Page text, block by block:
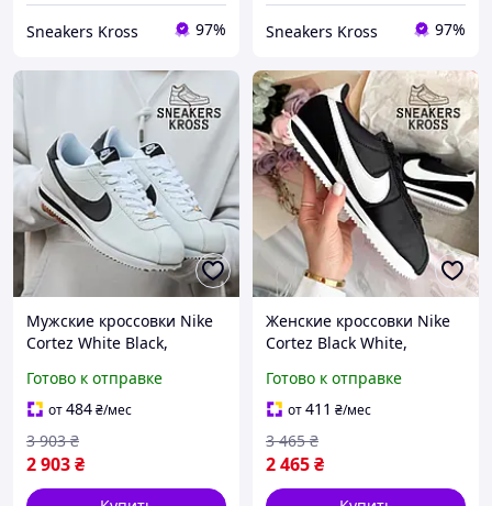
Sneakers Kross 97% Sneakers Kross 97%
Мужские кроссовки Nike
Cortez White Black,
Найк Кортез белые, Nike
Cortez кожаные
Готово к отправке
от484₴/мес
2 903₴
3 903 ₴
Женские кроссовки Nike
Cortez Black White,
Найк Кортез черные, Nike
Cortez текстильные
Готово к отправке
от411 ₴/мес
2 465₴
3 465 ₴